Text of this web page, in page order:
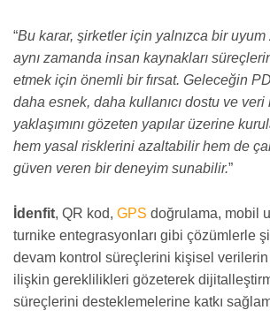
“Bu karar, şirketler için yalnızca bir
aynı zamanda insan kaynakları
etmek için önemli bir fırsat. Geleceğin
daha esnek, daha kullanıcı dostu ve
yaklaşımını gözeten yapılar üzerine
hem yasal risklerini azaltabilir hem de
güven veren bir deneyim sunabilir.”
İdenfit, QR kod, GPS doğrulama, mobil
turnike entegrasyonları gibi çözümlerle
devam kontrol süreçlerini kişisel verilerin
ilişkin gereklilikleri gözeterek
süreçlerini desteklemelerine katkı